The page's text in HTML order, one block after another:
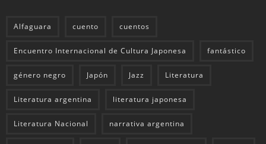
Alfaguara cuento cuentos
Encuentro Internacional de Cultura Japonesa fantástico
género negro Japón Jazz Literatura
Literatura argentina literatura japonesa
Literatura Nacional narrativa argentina